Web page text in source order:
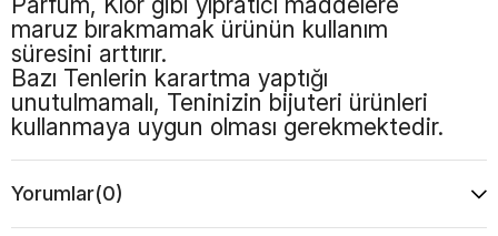
maruz bırakmamak ürünün kullanım
süresini arttırır.
Bazı Tenlerin karartma yaptığı
unutulmamalı, Teninizin bijuteri ürünleri
kullanmaya uygun olması gerekmektedir.
Yorumlar(0)